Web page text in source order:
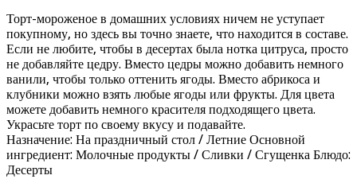
Торт-мороженое в домашних условиях ничем не уступает
покупному, но здесь вы точно знаете, что находится в составе.
Если не любите, чтобы в десертах была нотка цитруса, просто
не добавляйте цедру. Вместо цедры можно добавить немного
ванили, чтобы только оттенить ягоды. Вместо абрикоса и
клубники можно взять любые ягоды или фрукты. Для цвета
можете добавить немного красителя подходящего цвета.
Украсьте торт по своему вкусу и подавайте.
Назначение: На праздничный стол / Летние Основной
ингредиент: Молочные продукты / Сливки / Сгущенка Блюдо:
Десерты